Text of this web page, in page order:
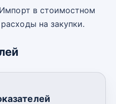
в стоимостном
на закупки.